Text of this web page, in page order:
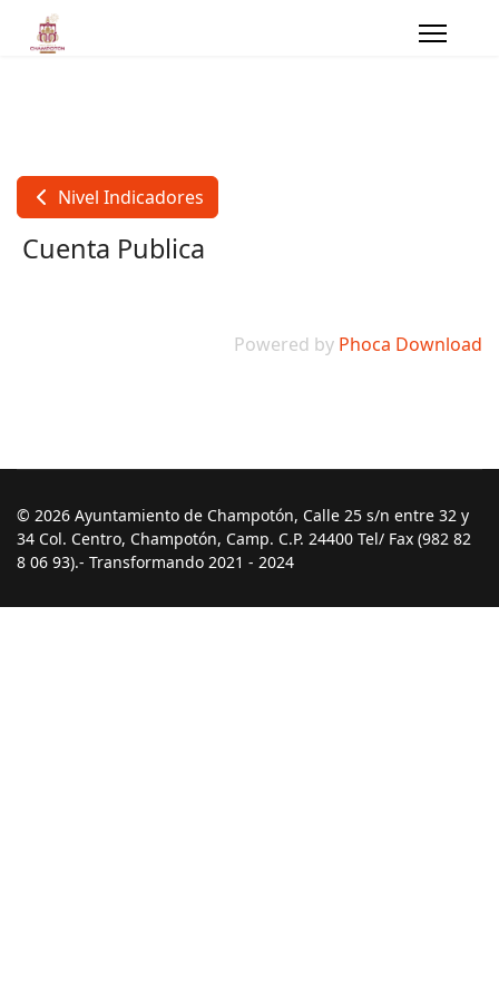
Nivel Indicadores
Cuenta Publica
Powered by Phoca Download
© 2026 Ayuntamiento de Champotón, Calle 25 s/n entre 32 y
34 Col. Centro, Champotón, Camp. C.P. 24400 Tel/ Fax (982 82
8 06 93).- Transformando 2021 - 2024